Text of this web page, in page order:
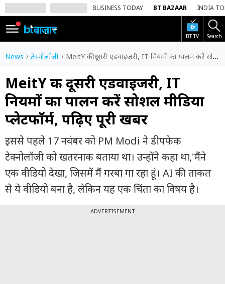
BUSINESS TODAY BT BAZAAR INDIA
BT TV Search
SIGN
IN
Dark
Mode
होम
शेयर
बाज़ार
वीडियो
ट्रेंडिंग
News टेक्नोलॉजी MeitY की दूसरी एडवाइजरी, IT नियमों का पालन करें सोशल मीडिया प्लेटफॉर्म, पढ़िए पूरी खबर
MeitY की दूसरी एडवाइजरी, IT
नियमों का पालन करें सोशल मीडिया
प्लेटफॉर्म, पढ़िए पूरी खबर
इससे पहले 17 नवंबर को PM Modi ने डीपफेक
टेक्नोलॉजी को खतरनाक बताया था। उन्होंने कहा था,'मैंने
एक वीडियो देखा, जिसमें मैं गरबा गा रहा हूं। AI की ताकत
से ये वीडियो बना है, लेकिन यह एक चिंता का विषय है।
ADVERTISEMENT